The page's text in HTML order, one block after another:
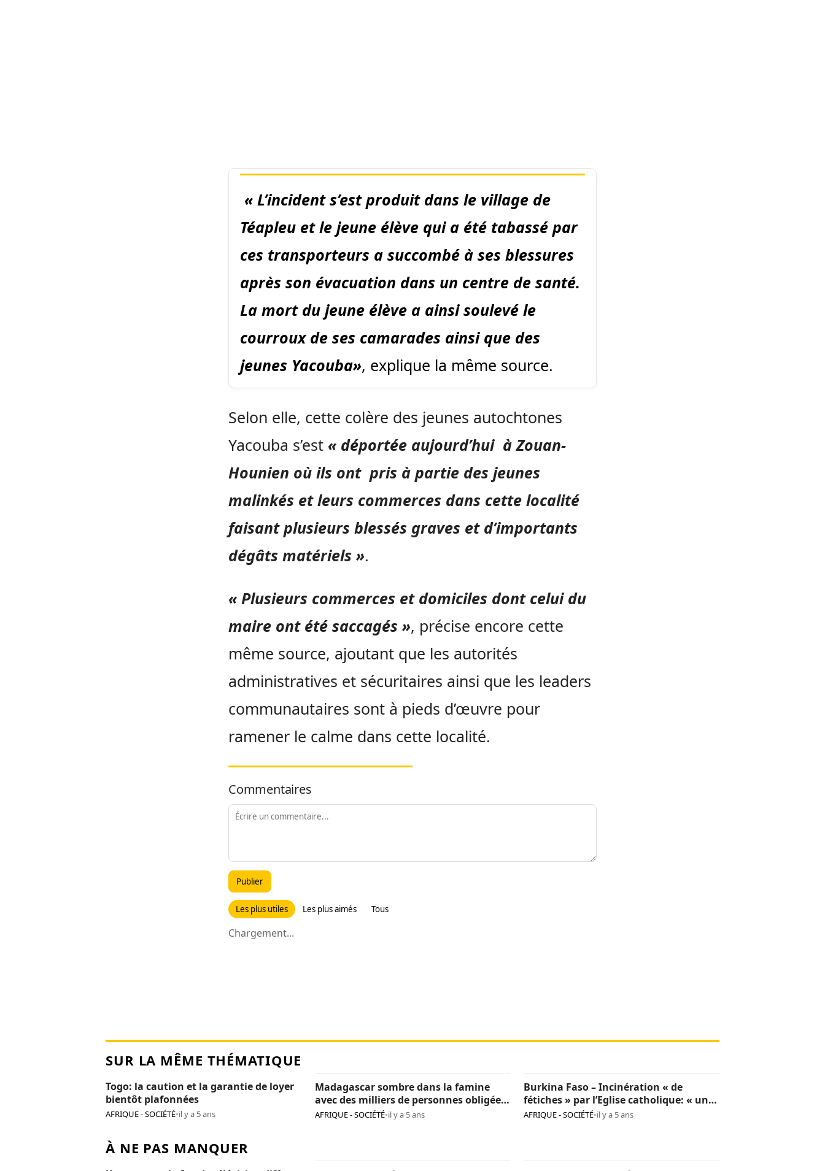
« L’incident s’est produit dans le village de
Téapleu et le jeune élève qui a été tabassé par
ces transporteurs a succombé à ses blessures
après son évacuation dans un centre de santé.
La mort du jeune élève a ainsi soulevé le
courroux de ses camarades ainsi que des
jeunes Yacouba», explique la même source.
Selon elle, cette colère des jeunes autochtones
Yacouba s’est « déportée aujourd’hui à Zouan-
Hounien où ils ont pris à partie des jeunes
malinkés et leurs commerces dans cette localité
faisant plusieurs blessés graves et d’importants
dégâts matériels ».
« Plusieurs commerces et domiciles dont celui du
maire ont été saccagés », précise encore cette
même source, ajoutant que les autorités
administratives et sécuritaires ainsi que les leaders
communautaires sont à pieds d’œuvre pour
ramener le calme dans cette localité.
Commentaires
Publier
Les plus utiles Les plus aimés Tous
Chargement...
SUR LA MÊME THÉMATIQUE
Togo: la caution et la garantie de loyer
bientôt plafonnées
AFRIQUE - SOCIÉTÉ•il y a 5 ans
Madagascar sombre dans la famine
avec des milliers de personnes obligées
de manger des criquets
AFRIQUE - SOCIÉTÉ•il y a 5 ans
Burkina Faso – Incinération « de
fétiches » par l’Eglise catholique: « une
agression culturelle et une provocation
AFRIQUE - SOCIÉTÉ•il y a 5 ans
À NE PAS MANQUER